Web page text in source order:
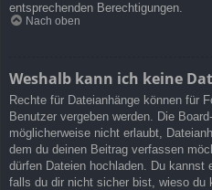
entsprechenden Berechtigungen.
Nach oben
Weshalb kann ich keine
Rechte für Dateianhänge können für
Benutzer vergeben werden. Die
möglicherweise nicht erlaubt,
dem du deinen Beitrag verfassen
dürfen Dateien hochladen. Du kannst
falls du dir nicht sicher bist, wieso du